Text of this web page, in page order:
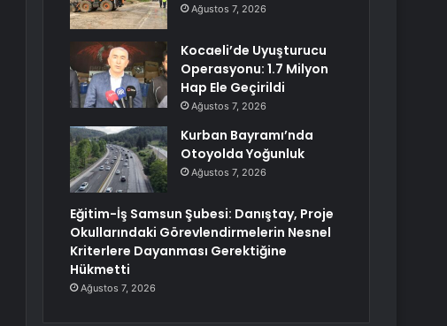
Ağustos 7, 2026
Kocaeli’de Uyuşturucu
Operasyonu: 1.7 Milyon
Hap Ele Geçirildi
Ağustos 7, 2026
Kurban Bayramı’nda
Otoyolda Yoğunluk
Ağustos 7, 2026
Eğitim-İş Samsun Şubesi: Danıştay, Proje
Okullarındaki Görevlendirmelerin Nesnel
Kriterlere Dayanması Gerektiğine
Hükmetti
Ağustos 7, 2026